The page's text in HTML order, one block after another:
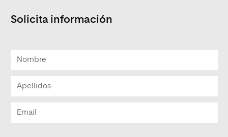
Solicita información